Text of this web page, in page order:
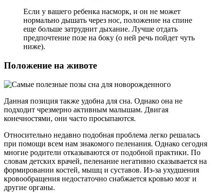
Если у вашего ребенка насморк, и он не может
нормально дышать через нос, положение на спине
еще больше затруднит дыхание. Лучше отдать
предпочтение позе на боку (о ней речь пойдет чуть
ниже).
Положение на животе
Данная позиция также удобна для сна. Однако она не
подходит чрезмерно активным малышам. Двигая
конечностями, они часто просыпаются.
Относительно недавно подобная проблема легко решалась
при помощи всем нам знакомого пеленания. Однако сегодня
многие родители отказываются от подобной практики. По
словам детских врачей, пеленание негативно сказывается на
формировании костей, мышц и суставов. Из-за ухудшения
кровообращения недостаточно снабжается кровью мозг и
другие органы.